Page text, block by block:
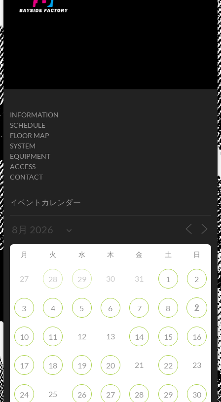
INFORMATION
SCHEDULE
FLOOR MAP
SYSTEM
EQUIPMENT
ACCESS
CONTACT
イベントカレンダー
月 火 水 木 金 土 日
27 28 29 30 31 1 2
3 4 5 6 7 8 9
10 11 12 13 14 15 16
17 18 19 20 21 22 23
24 25 26 27 28 29 30